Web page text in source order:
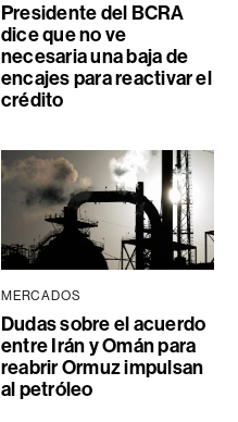
Presidente del BCRA
dice que no ve
necesaria una baja de
encajes para reactivar el
crédito
MERCADOS
Dudas sobre el acuerdo
entre Irán y Omán para
reabrir Ormuz impulsan
al petróleo